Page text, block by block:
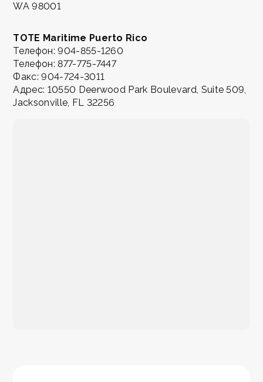
WA 98001
TOTE Maritime Puerto Rico
Телефон:904-855-1260
Телефон:877-775-7447
Факс:904-724-3011
Адрес: 10550 Deerwood Park Boulevard, Suite 509,
Jacksonville, FL 32256